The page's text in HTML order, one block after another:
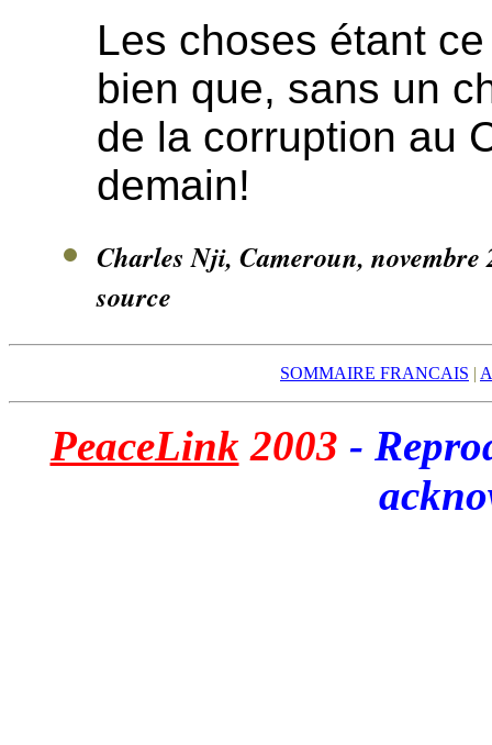
Les choses étant
bien que, sans un
de la corruption au
demain!
Charles Nji, Cameroun,
source
SOMMAIRE FRANCAIS |
PeaceLink 2003 -